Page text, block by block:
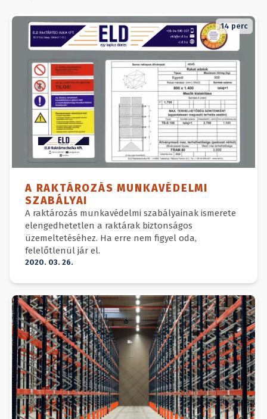
14perc
A RAKTÁROZÁS MUNKAVÉDELMI
SZABÁLYAI
A raktározás munkavédelmi szabályainak ismerete
elengedhetetlen a raktárak biztonságos
üzemeltetéséhez. Ha erre nem figyel oda,
felelőtlenül jár el.
2020. 03. 26.